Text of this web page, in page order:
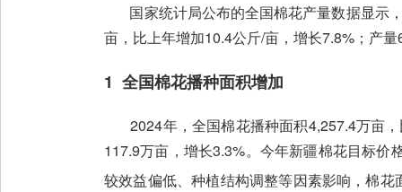
国家统计局公布的全国棉花产量数据显示
亩，比上年增加10.4公斤/亩，增长7.8%；产
1 全国棉花播种面积增加
2024年，全国棉花播种面积4,257.4万亩，
117.9万亩，增长3.3%。今年新疆棉花目标
较效益偏低、种植结构调整等因素影响，棉